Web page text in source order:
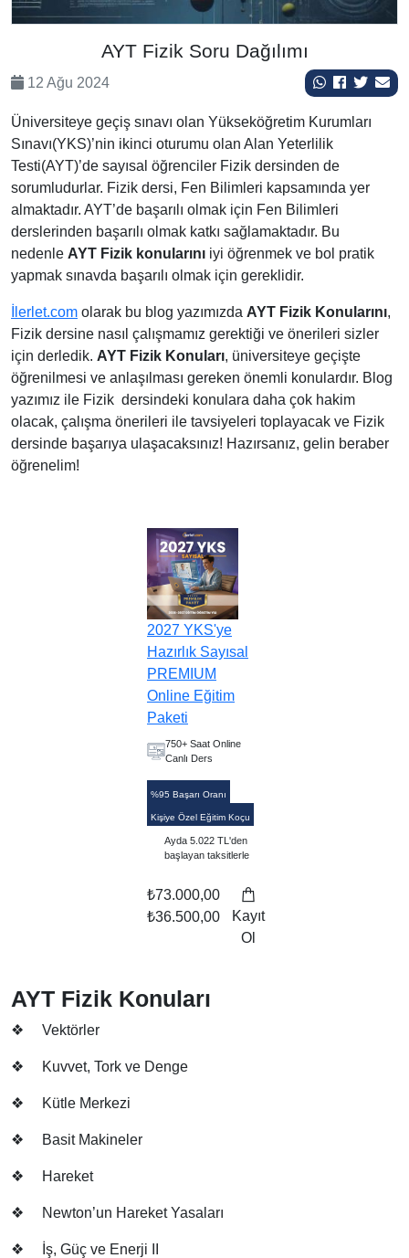
AYT Fizik Soru Dağılımı
12 Ağu 2024
Üniversiteye geçiş sınavı olan Yükseköğretim Kurumları
Sınavı(YKS)’nin ikinci oturumu olan Alan Yeterlilik
Testi(AYT)’de sayısal öğrenciler Fizik dersinden de
sorumludurlar. Fizik dersi, Fen Bilimleri kapsamında yer
almaktadır. AYT’de başarılı olmak için Fen Bilimleri
derslerinden başarılı olmak katkı sağlamaktadır. Bu
nedenle AYT Fizik konularını iyi öğrenmek ve bol pratik
yapmak sınavda başarılı olmak için gereklidir.
İlerlet.com olarak bu blog yazımızda AYT Fizik Konularını,
Fizik dersine nasıl çalışmamız gerektiği ve önerileri sizler
için derledik. AYT Fizik Konuları, üniversiteye geçişte
öğrenilmesi ve anlaşılması gereken önemli konulardır. Blog
yazımız ile Fizik dersindeki konulara daha çok hakim
olacak, çalışma önerileri ile tavsiyeleri toplayacak ve Fizik
dersinde başarıya ulaşacaksınız! Hazırsanız, gelin beraber
öğrenelim!
2027 YKS'ye
Hazırlık Sayısal
PREMIUM
Online Eğitim
Paketi
750+ Saat Online
Canlı Ders
%95 Başarı Oranı
Kişiye Özel Eğitim Koçu
Ayda 5.022 TL'den
başlayan taksitlerle
₺73.000,00
₺36.500,00
Kayıt
Ol
AYT Fizik Konuları
❖ Vektörler
❖ Kuvvet, Tork ve Denge
❖ Kütle Merkezi
❖ Basit Makineler
❖ Hareket
❖ Newton’un Hareket Yasaları
❖ İş, Güç ve Enerji II